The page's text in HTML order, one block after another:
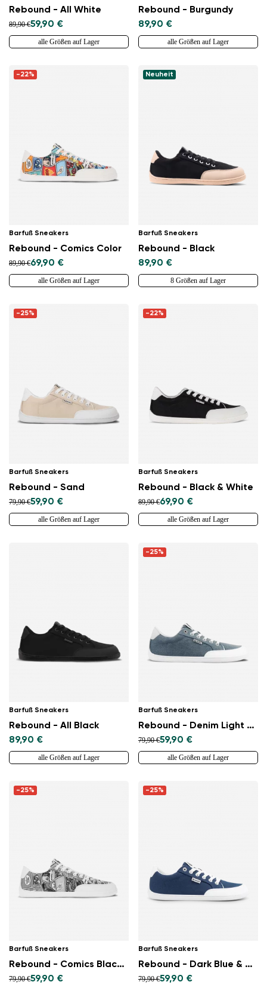
Rebound - All White
89,90 €59,90 €
alle Größen auf Lager
Rebound - Burgundy
89,90 €
alle Größen auf Lager
-22%
Barfuß Sneakers
Rebound - Comics Color
89,90 €69,90 €
alle Größen auf Lager
Neuheit
Barfuß Sneakers
Rebound - Black
89,90 €
8 Größen auf Lager
-25%
Barfuß Sneakers
Rebound - Sand
79,90 €59,90 €
alle Größen auf Lager
-22%
Barfuß Sneakers
Rebound - Black & White
89,90 €69,90 €
alle Größen auf Lager
Barfuß Sneakers
Rebound - All Black
89,90 €
alle Größen auf Lager
-25%
Barfuß Sneakers
Rebound - Denim Light Blue
79,90 €59,90 €
alle Größen auf Lager
-25%
Barfuß Sneakers
Rebound - Comics Black & White
79,90 €59,90 €
-25%
Barfuß Sneakers
Rebound - Dark Blue & White
79,90 €59,90 €